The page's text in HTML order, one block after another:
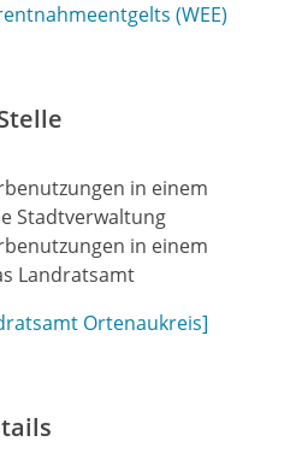
(WEE)
in einem
Stadtverwaltung
in einem
Landratsamt
Ortenaukreis]